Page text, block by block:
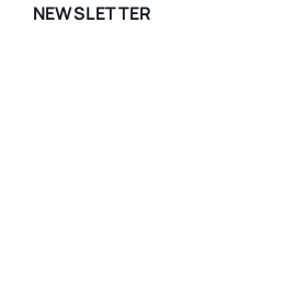
NEWSLETTER